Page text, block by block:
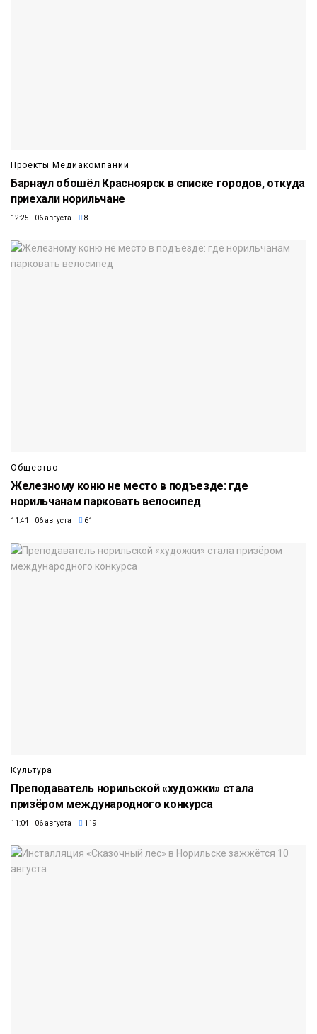
Проекты Медиакомпании
Барнаул обошёл Красноярск в списке городов, откуда
приехали норильчане
12:25 06 августа 8
Общество
Железному коню не место в подъезде: где
норильчанам парковать велосипед
11:41 06 августа 61
Культура
Преподаватель норильской «художки» стала
призёром международного конкурса
11:04 06 августа 119